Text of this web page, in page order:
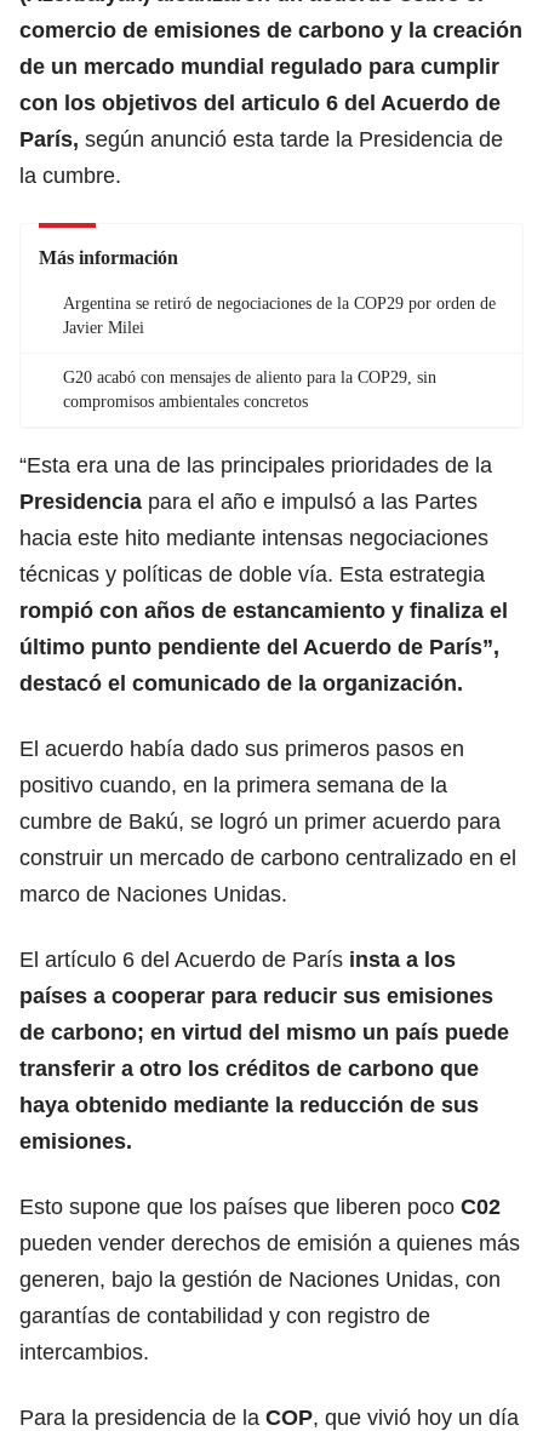
comercio de emisiones de carbono y la creación
de un mercado mundial regulado para cumplir
con los objetivos del articulo 6 del Acuerdo de
París, según anunció esta tarde la Presidencia de
la cumbre.
Más información
Argentina se retiró de negociaciones de la COP29 por orden de
Javier Milei
G20 acabó con mensajes de aliento para la COP29, sin
compromisos ambientales concretos
“Esta era una de las principales prioridades de la
Presidencia para el año e impulsó a las Partes
hacia este hito mediante intensas negociaciones
técnicas y políticas de doble vía. Esta estrategia
rompió con años de estancamiento y finaliza el
último punto pendiente del Acuerdo de París”,
destacó el comunicado de la organización.
El acuerdo había dado sus primeros pasos en
positivo cuando, en la primera semana de la
cumbre de Bakú, se logró un primer acuerdo para
construir un mercado de carbono centralizado en el
marco de Naciones Unidas.
El artículo 6 del Acuerdo de París insta a los
países a cooperar para reducir sus emisiones
de carbono; en virtud del mismo un país puede
transferir a otro los créditos de carbono que
haya obtenido mediante la reducción de sus
emisiones.
Esto supone que los países que liberen poco C02
pueden vender derechos de emisión a quienes más
generen, bajo la gestión de Naciones Unidas, con
garantías de contabilidad y con registro de
intercambios.
Para la presidencia de la COP, que vivió hoy un día